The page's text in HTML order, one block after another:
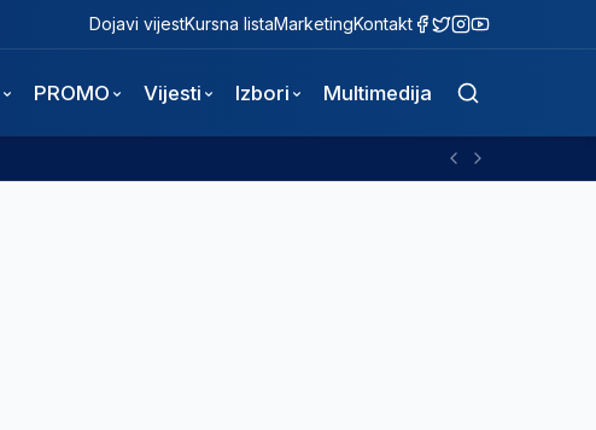
Dojavi vijestKursna listaMarketingKontakt
PROMO Vijesti Izbori Multimedija